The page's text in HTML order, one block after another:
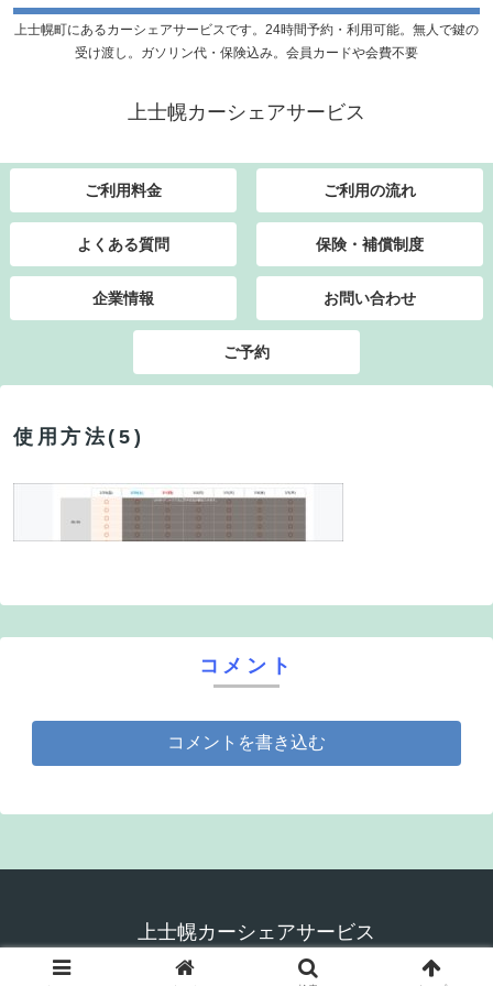
上士幌町にあるカーシェアサービスです。24時間予約・利用可能。無人で鍵の
受け渡し。ガソリン代・保険込み。会員カードや会費不要
上士幌カーシェアサービス
ご利用料金 ご利用の流れ
よくある質問 保険・補償制度
企業情報 お問い合わせ
ご予約
使用方法(5)
コメント
コメントを書き込む
上士幌カーシェアサービス
© 2020-2026 上士幌カーシェアサービス.